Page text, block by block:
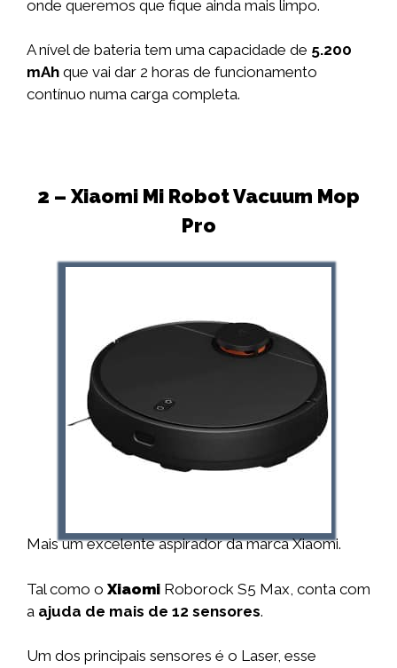
onde queremos que fique ainda mais limpo.
A nível de bateria tem uma capacidade de 5.200
mAh que vai dar 2 horas de funcionamento
contínuo numa carga completa.
2 – Xiaomi Mi Robot Vacuum Mop
Pro
Mais um excelente aspirador da marca Xiaomi.
Tal como o Xiaomi Roborock S5 Max, conta com
a ajuda de mais de 12 sensores.
Um dos principais sensores é o Laser, esse